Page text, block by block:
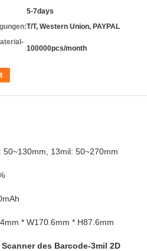
5-7days
T/T, Western Union, PAYPAL
100000pcs/month
50~130mm, 13mil: 50~270mm
* W170.6mm * H87.6mm
des Barcode-3mil 2D